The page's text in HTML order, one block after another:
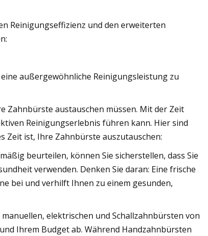
Reinigungseffizienz und den erweiterten
außergewöhnliche Reinigungsleistung zu
Zahnbürste austauschen müssen. Mit der Zeit
Reinigungserlebnis führen kann. Hier sind
Zeit ist, Ihre Zahnbürste auszutauschen:
beurteilen, können Sie sicherstellen, dass Sie
verwenden. Denken Sie daran: Eine frische
bei und verhilft Ihnen zu einem gesunden,
elektrischen und Schallzahnbürsten von
Ihrem Budget ab. Während Handzahnbürsten